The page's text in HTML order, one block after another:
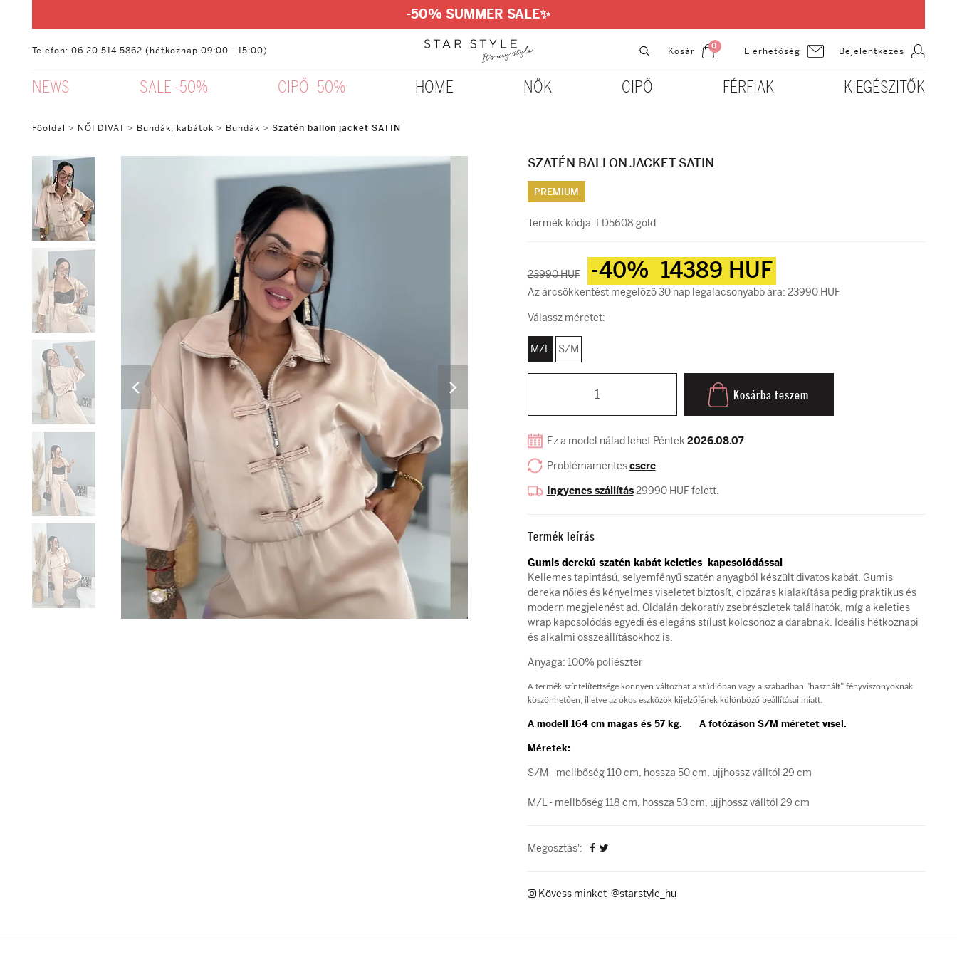
-50% SUMMER SALE✨
Telefon: 06 20 514 5862 (hétköznap 09:00 - 15:00) Kosár
0
Elérhetőség Bejelentkezés
NEWS SALE -50% CIPŐ -50% HOME NŐK CIPŐ FÉRFIAK KIEGÉSZITŐK
Főoldal > NŐI DIVAT > Bundák, kabátok > Bundák > Szatén ballon jacket SATIN
SZATÉN BALLON JACKET SATIN
PREMIUM
Termék kódja: LD5608 gold
23990 HUF -40% 14389 HUF
Az árcsökkentést megelözö 30 nap legalacsonyabb ára: 23990 HUF
Válassz méretet:
M/L S/M
Kosárba teszem
Ez a model nálad lehet Péntek 2026.08.07
Problémamentescsere.
Ingyenes szállítás29990 HUF felett.
Termék leírás
Gumis derekú szatén kabát keleties kapcsolódással
Kellemes tapintású, selyemfényű szatén anyagból készült divatos kabát. Gumis
dereka nőies és kényelmes viseletet biztosít, cipzáras kialakítása pedig praktikus és
modern megjelenést ad. Oldalán dekoratív zsebrészletek találhatók, míg a keleties
wrap kapcsolódás egyedi és elegáns stílust kölcsönöz a darabnak. Ideális hétköznapi
és alkalmi összeállításokhoz is.
Anyaga: 100% poliészter
A termék színtelítettsége könnyen változhat a stúdióban vagy a szabadban "használt" fényviszonyoknak
köszönhetően, illetve az okos eszközök kijelzőjének különböző beállításai miatt.
A modell 164 cm magas és 57 kg. A fotózáson S/M méretet visel.
Méretek:
S/M - mellbőség 110 cm, hossza 50 cm, ujjhossz válltól 29 cm
M/L - mellbőség 118 cm, hossza 53 cm, ujjhossz válltól 29 cm
Megosztás':
Kövess minket @starstyle_hu